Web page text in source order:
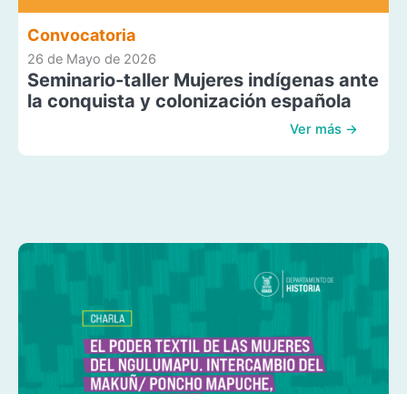
Convocatoria
26 de Mayo de 2026
Seminario-taller Mujeres indígenas ante
la conquista y colonización española
Ver más →